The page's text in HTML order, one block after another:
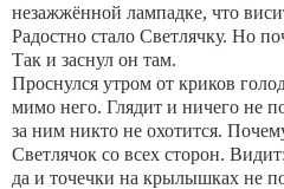
незажжённой лампадке, что
Радостно стало Светлячку. Но
Так и заснул он там.
Проснулся утром от криков
мимо него. Глядит и ничего не
за ним никто не охотится.
Светлячок со всех сторон.
да и точечки на крылышках не